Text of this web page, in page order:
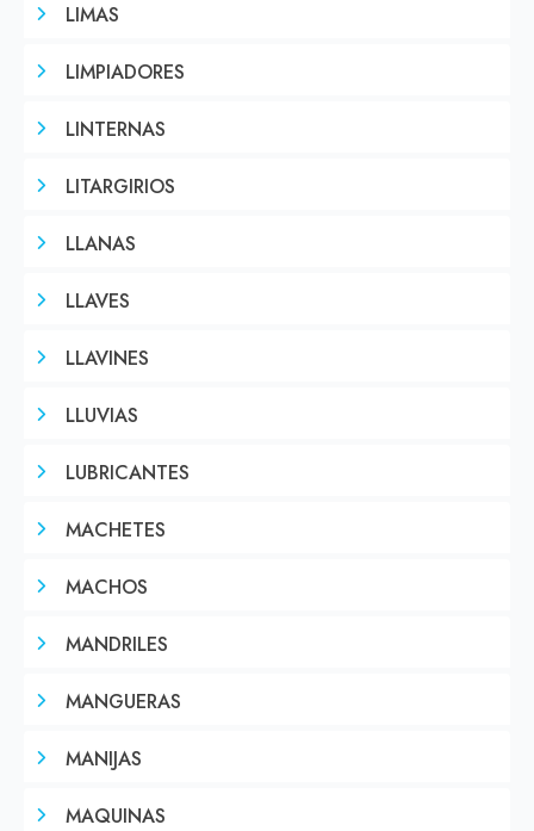
LIMAS
LIMPIADORES
LINTERNAS
LITARGIRIOS
LLANAS
LLAVES
LLAVINES
LLUVIAS
LUBRICANTES
MACHETES
MACHOS
MANDRILES
MANGUERAS
MANIJAS
MAQUINAS